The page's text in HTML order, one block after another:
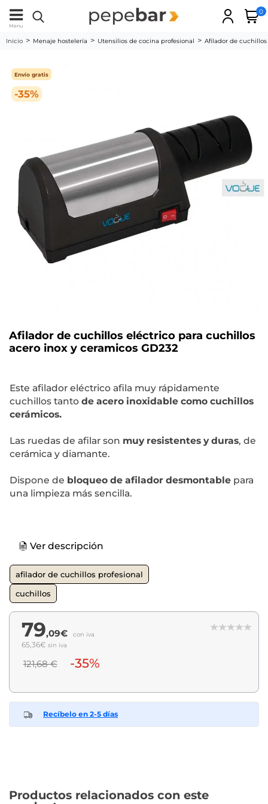
Menu
0
Inicio Menaje hostelería Utensilios de cocina profesional Afilador de
-35%
Envío gratis
Afilador de cuchillos eléctrico para cuchillos
acero inox y ceramicos GD232
Este afilador eléctrico afila muy rápidamente
cuchillos tanto de acero inoxidable como cuchillos
cerámicos.
Las ruedas de afilar son muy resistentes y duras, de
cerámica y diamante.
Dispone de bloqueo de afilador desmontable para
una limpieza más sencilla.
Ver descripción
afilador de cuchillos profesional
cuchillos
79,09€ con iva
65,36€ sin iva
121,68 € -35%
Recíbelo en 2-5 días
Productos relacionados con este